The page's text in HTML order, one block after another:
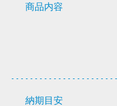
商品内容
納期目安